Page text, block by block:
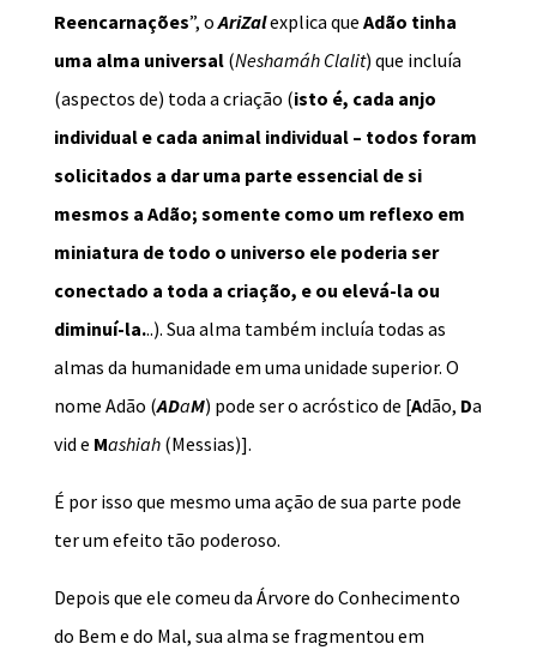
Reencarnações”, oAriZalexplica que Adão tinha
uma alma universal(Neshamáh Clalit) que incluía
(aspectos de) toda a criação (isto é, cada anjo
individual e cada animal individual – todos foram
solicitados a dar uma parte essencial de si
mesmos a Adão; somente como um reflexo em
miniatura de todo o universo ele poderia ser
conectado a toda a criação, e ou elevá-la ou
diminuí-la...). Sua alma também incluía todas as
almas da humanidade em uma unidade superior. O
nome Adão (ADaM) pode ser o acróstico de [Adão, Da
vid e Mashiah (Messias)].
É por isso que mesmo uma ação de sua parte pode
ter um efeito tão poderoso.
Depois que ele comeu da Árvore do Conhecimento
do Bem e do Mal, sua alma se fragmentou em